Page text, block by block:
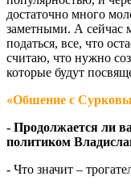
достаточно много
заметными. А сейчас
податься, все, что
считаю, что нужно
которые будут
«Обшение с
- Продолжается ли
политиком
- Что значит –